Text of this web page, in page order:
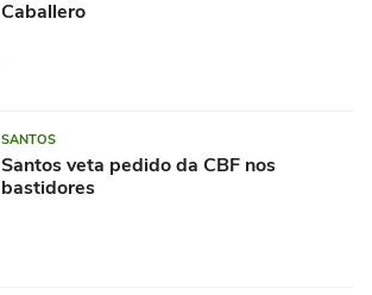
Caballero
SANTOS
Santos veta pedido da CBF nos
bastidores